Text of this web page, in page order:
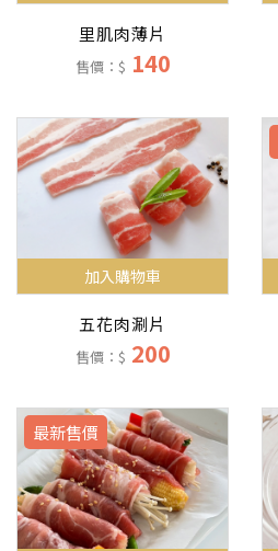
里肌肉薄片
售價：$ 140
加入購物車
五花肉涮片
售價：$ 200
最新售價